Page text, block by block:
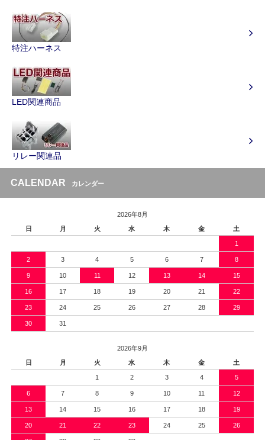
特注ハーネス
LED関連商品
リレー関連品
CALENDAR カレンダー
2026年8月
日
月 火 水 木 金 土
1
2 3 4 5 6 7 8
9 10 11 12 13 14 15
16 17 18 19 20 21 22
23 24 25 26 27 28 29
30 31
2026年9月
日
月 火 水 木 金 土
1 2 3 4 5
6 7 8 9 10 11 12
13 14 15 16 17 18 19
20 21 22 23 24 25 26